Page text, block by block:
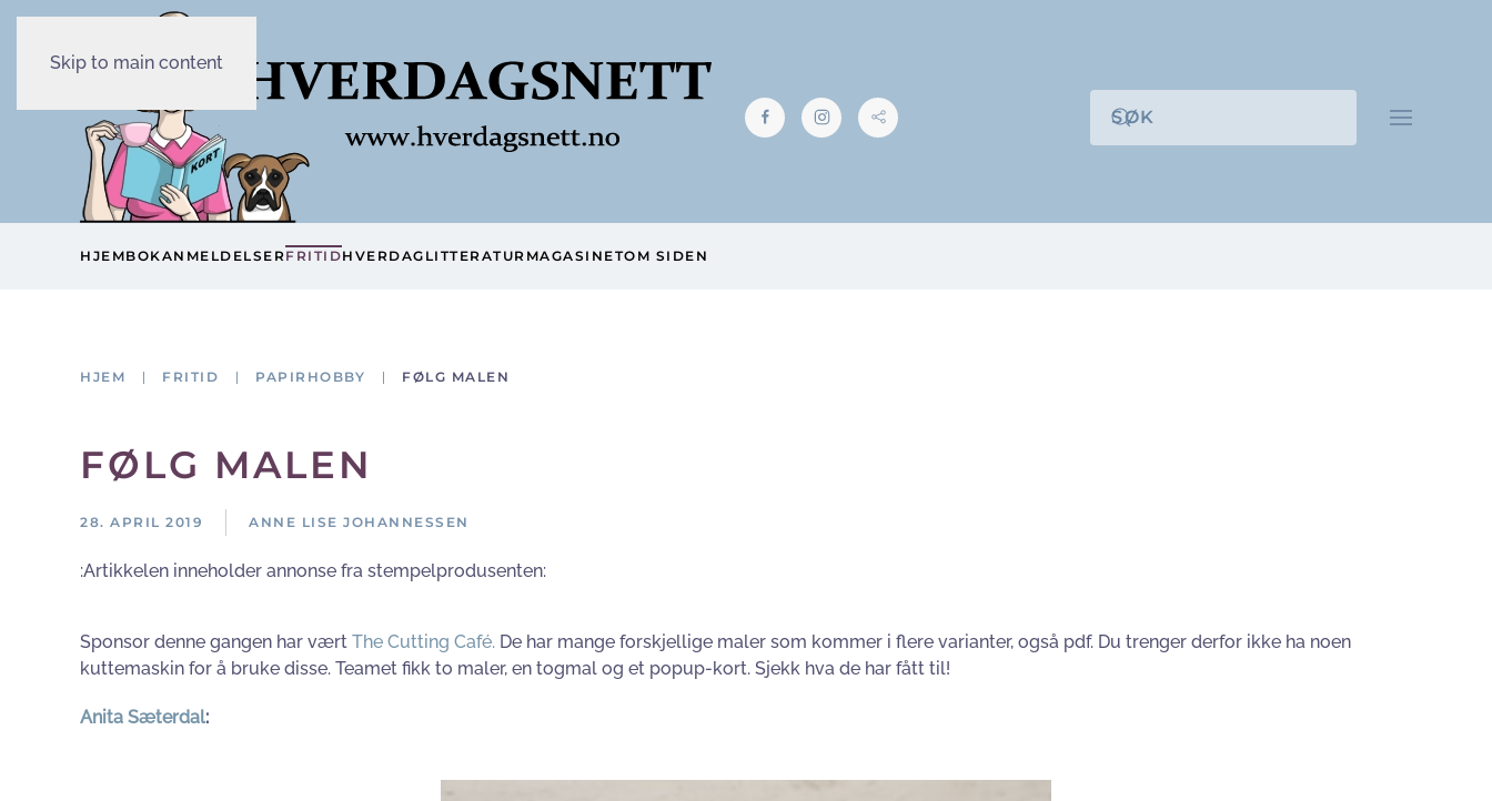
Skip to main content
HJEMBOKANMELDELSERFRITIDHVERDAG LITTERATUR MAGASINETOM SIDEN
HJEM FRITID PAPIRHOBBY FØLG MALEN
FØLG MALEN
28. APRIL 2019 ANNE LISE JOHANNESSEN
:Artikkelen inneholder annonse fra stempelprodusenten:
Sponsor denne gangen har vært The Cutting Café. De har mange forskjellige maler som kommer i flere varianter, også pdf. Du trenger derfor ikke ha noen
kuttemaskin for å bruke disse. Teamet fikk to maler, en togmal og et popup-kort. Sjekk hva de har fått til!
Anita Sæterdal: